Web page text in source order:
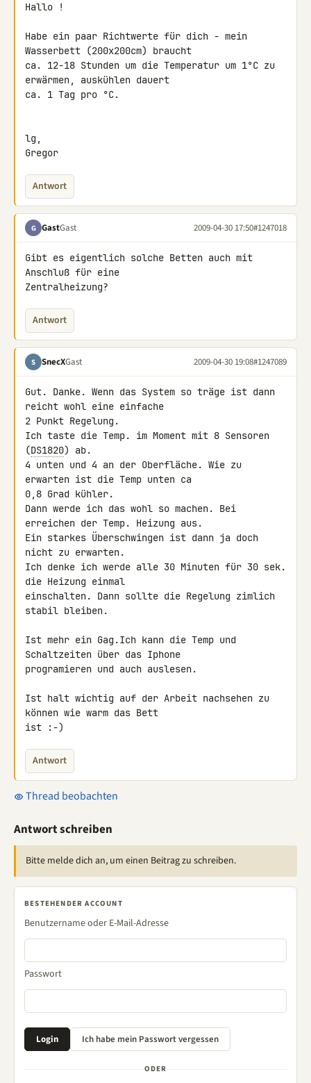
Hallo !
Habe ein paar Richtwerte für dich - mein
Wasserbett (200x200cm) braucht
ca. 12-18 Stunden um die Temperatur um 1°C zu
erwärmen, auskühlen dauert
ca. 1 Tag pro °C.
lg,
Gregor
Antwort
G GastGast 2009-04-30 17:50#1247018
Gibt es eigentlich solche Betten auch mit
Anschluß für eine
Zentralheizung?
Antwort
S SnecXGast 2009-04-30 19:08#1247089
Gut. Danke. Wenn das System so träge ist dann
reicht wohl eine einfache
2 Punkt Regelung.
Ich taste die Temp. im Moment mit 8 Sensoren
(DS1820) ab.
4 unten und 4 an der Oberfläche. Wie zu
erwarten ist die Temp unten ca
0,8 Grad kühler.
Dann werde ich das wohl so machen. Bei
erreichen der Temp. Heizung aus.
Ein starkes Überschwingen ist dann ja doch
nicht zu erwarten.
Ich denke ich werde alle 30 Minuten für 30 sek.
die Heizung einmal
einschalten. Dann sollte die Regelung zimlich
stabil bleiben.
Ist mehr ein Gag.Ich kann die Temp und
Schaltzeiten über das Iphone
programieren und auch auslesen.
Ist halt wichtig auf der Arbeit nachsehen zu
können wie warm das Bett
ist :-)
Antwort
Thread beobachten
Antwort schreiben
Bitte melde dich an, um einen Beitrag zu schreiben.
BESTEHENDER ACCOUNT
Benutzername oder E-Mail-Adresse
Passwort
ODER